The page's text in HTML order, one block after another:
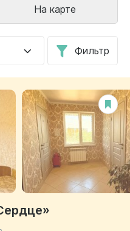
Фильтр
На карте